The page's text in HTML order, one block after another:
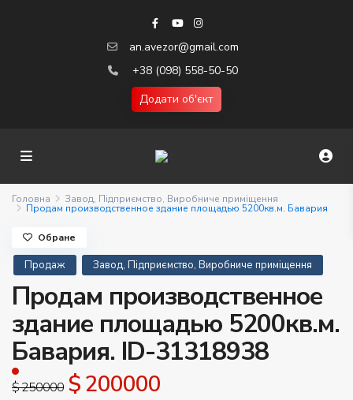
an.avezor@gmail.com
+38 (098) 558-50-50
Додати об'єкт
Головна Завод, Підприємство, Виробниче приміщення
Продам производственное здание площадью 5200кв.м. Бавария
Продаж Завод, Підприємство, Виробниче приміщення
Продам производственное
здание площадью 5200кв.м.
Бавария. ID-31318938
$ 250000 $ 200000
Обране